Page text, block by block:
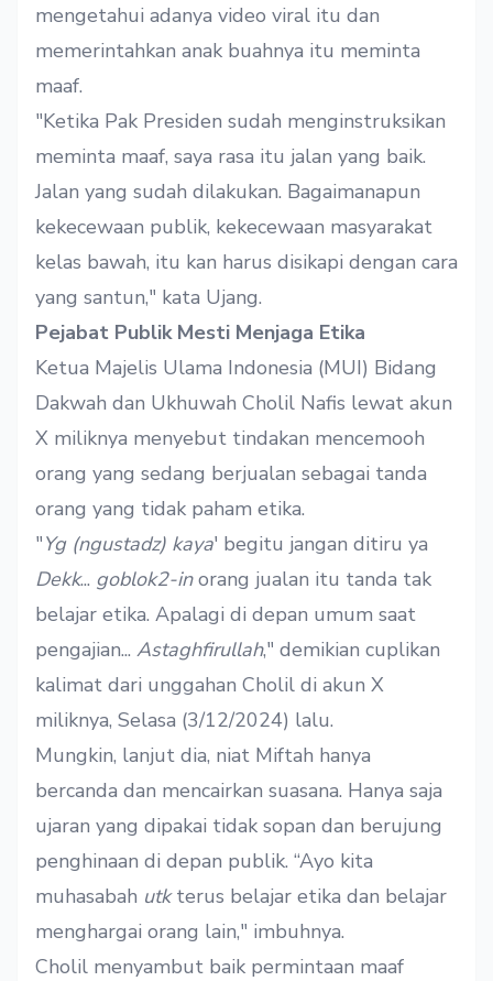
mengetahui adanya video viral itu dan
memerintahkan anak buahnya itu meminta
maaf.
"Ketika Pak Presiden sudah menginstruksikan
meminta maaf, saya rasa itu jalan yang baik.
Jalan yang sudah dilakukan. Bagaimanapun
kekecewaan publik, kekecewaan masyarakat
kelas bawah, itu kan harus disikapi dengan cara
yang santun," kata Ujang.
Pejabat Publik Mesti Menjaga Etika
Ketua Majelis Ulama Indonesia (MUI) Bidang
Dakwah dan Ukhuwah Cholil Nafis lewat akun
X miliknya menyebut tindakan mencemooh
orang yang sedang berjualan sebagai tanda
orang yang tidak paham etika.
"Yg (ngustadz) kaya' begitu jangan ditiru ya
Dekk... goblok2-inorang jualan itu tanda tak
belajar etika. Apalagi di depan umum saat
pengajian... Astaghfirullah," demikian cuplikan
kalimat dari unggahan Cholil di akun X
miliknya, Selasa (3/12/2024) lalu.
Mungkin, lanjut dia, niat Miftah hanya
bercanda dan mencairkan suasana. Hanya saja
ujaran yang dipakai tidak sopan dan berujung
penghinaan di depan publik. “Ayo kita
muhasabah utkterus belajar etika dan belajar
menghargai orang lain," imbuhnya.
Cholil menyambut baik permintaan maaf